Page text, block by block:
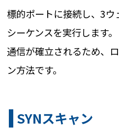
標的ポートに接続し、3
シーケンスを実行します。
通信が確立されるため、
ン方法です。
SYNスキャン